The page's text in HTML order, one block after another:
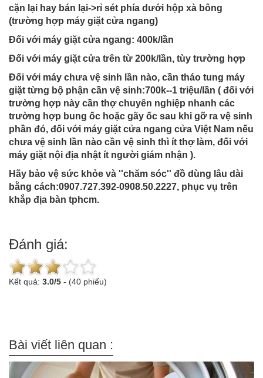
cặn lại hay bán lại->rỉ sét phía dưới hộp xà bông
(trường hợp máy giặt cửa ngang)
Đối với máy giặt cửa ngang: 400k/lần
Đối với máy giặt cửa trên từ 200k/lần, tùy trường hợp
Đối với máy chưa vệ sinh lần nào, cần tháo tung máy
giặt từng bộ phận cần vệ sinh:700k--1 triệu/lần ( đối với
trường hợp này cần thợ chuyên nghiệp nhanh các
trường hợp bung ốc hoặc gãy ốc sau khi gỡ ra vệ sinh
phần đó, đối với máy giặt cửa ngang cửa Việt Nam nếu
chưa vệ sinh lần nào cần vệ sinh thì ít thợ làm, đối với
máy giặt nội địa nhật ít người giám nhận ).
Hãy bảo vệ sức khỏe và ''chăm sóc'' đồ dùng lâu dài
bằng cách:0907.727.392-0908.50.2227, phục vụ trên
khắp địa bàn tphcm.
Đánh giá:
Kết quả: 3.0/5 - (40 phiếu)
Bài viết liên quan :